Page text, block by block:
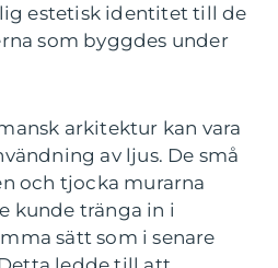
estetisk identitet till de
som byggdes under
arkitektur kan vara
av ljus. De små
och tjocka murarna
kunde tränga in i
sätt som i senare